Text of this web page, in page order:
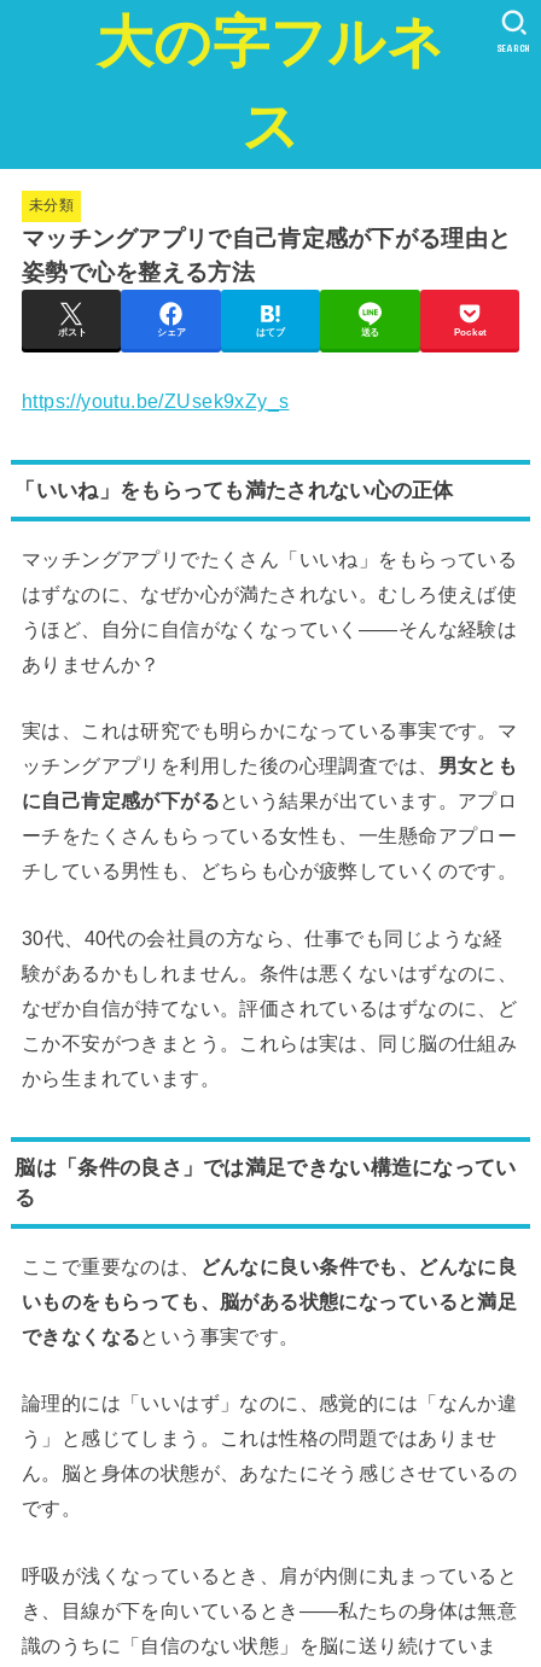
大の字フルネ
ス
SEARCH
未分類
マッチングアプリで自己肯定感が下がる理由と
姿勢で心を整える方法
ポスト シェア はてブ 送る Pocket
https://youtu.be/ZUsek9xZy_s
「いいね」をもらっても満たされない心の正体
マッチングアプリでたくさん「いいね」をもらっている
はずなのに、なぜか心が満たされない。むしろ使えば使
うほど、自分に自信がなくなっていく——そんな経験は
ありませんか？
実は、これは研究でも明らかになっている事実です。マ
ッチングアプリを利用した後の心理調査では、 男女とも
に自己肯定感が下がるという結果が出ています。アプロ
ーチをたくさんもらっている女性も、一生懸命アプロー
チしている男性も、どちらも心が疲弊していくのです。
30代、40代の会社員の方なら、仕事でも同じような経
験があるかもしれません。条件は悪くないはずなのに、
なぜか自信が持てない。評価されているはずなのに、ど
こか不安がつきまとう。これらは実は、同じ脳の仕組み
から生まれています。
脳は「条件の良さ」では満足できない構造になってい
る
ここで重要なのは、
どんなに良い条件でも、どんなに良
いものをもらっても、脳がある状態になっていると満足
できなくなるという事実です。
論理的には「いいはず」なのに、感覚的には「なんか違
う」と感じてしまう。これは性格の問題ではありませ
ん。脳と身体の状態が、あなたにそう感じさせているの
です。
呼吸が浅くなっているとき、肩が内側に丸まっていると
き、目線が下を向いているとき——私たちの身体は無意
識のうちに「自信のない状態」を脳に送り続けていま